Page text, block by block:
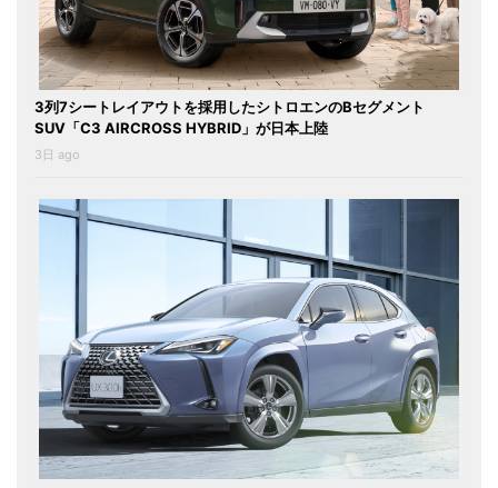
3列7シートレイアウトを採用したシトロエンのBセグメント
SUV「C3 AIRCROSS HYBRID」が日本上陸
3日 ago